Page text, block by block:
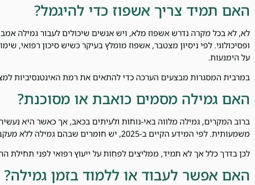
האם תמיד צריך אשפוז כדי להיגמל?
לא, לא בכל מקרה נדרש אשפוז מלא, ויש אנשים שיכולים לעבור גמילה
ופסיכולוגי. לפי ניסיון מצטבר, אשפוז מומלץ בעיקר כשיש סיכון רפואי,
על הימנעות.
במרבית המסגרות מבצעים הערכה כדי להתאים את רמת האינטנסיביות
האם גמילה מסמים כואבת או מסוכנת?
ברוב המקרים, גמילה מלווה באי-נוחות ולעיתים בכאב, אך כאשר היא
משמעותית. לפי המידע הקיים ב-2025, יש חומרים שבהם גמילה ללא מעקב רפואי עלולה להיות מסוכנת.
לכן בדרך כלל אך לא תמיד, ממליצים לפחות על ייעוץ רפואי לפני תחילת
האם אפשר לעבוד או ללמוד בזמן גמילה?